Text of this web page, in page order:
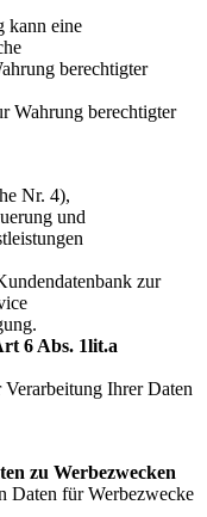
kann eine
berechtigter
Wahrung berechtigter
Nr. 4),
und
zur
6 Abs. 1lit.a
Ihrer Daten
zu Werbezwecken
Daten für Werbezwecke